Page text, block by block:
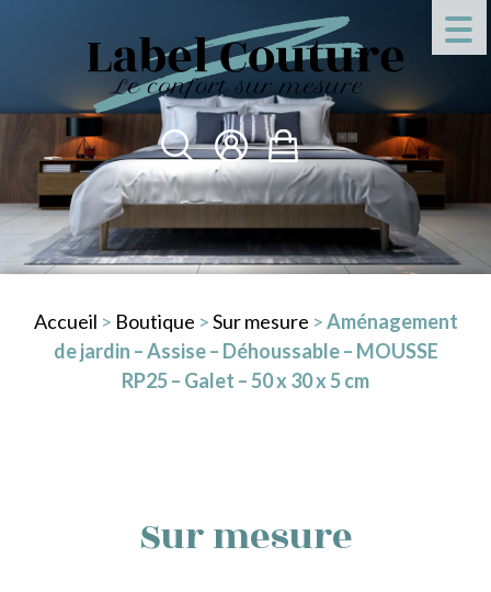
Accueil > Boutique >Sur mesure >Aménagement
de jardin – Assise – Déhoussable – MOUSSE
RP25 – Galet – 50 x 30 x 5 cm
Sur mesure